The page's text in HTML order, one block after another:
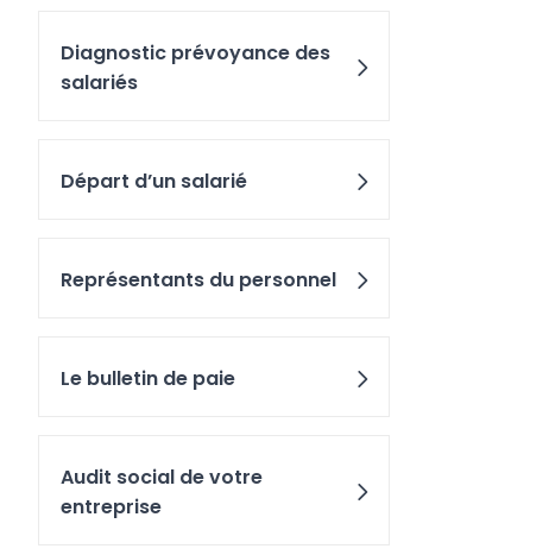
Diagnostic prévoyance des
salariés
Départ d’un salarié
Représentants du personnel
Le bulletin de paie
Audit social de votre
entreprise